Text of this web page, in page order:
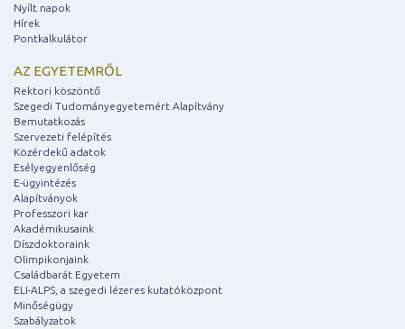
Nyílt napok
Hírek
Pontkalkulátor
AZ EGYETEMRŐL
Rektori köszöntő
Szegedi Tudományegyetemért Alapítvány
Bemutatkozás
Szervezeti felépítés
Közérdekű adatok
Esélyegyenlőség
E-ügyintézés
Alapítványok
Professzori kar
Akadémikusaink
Díszdoktoraink
Olimpikonjaink
Családbarát Egyetem
ELI-ALPS, a szegedi lézeres kutatóközpont
Minőségügy
Szabályzatok